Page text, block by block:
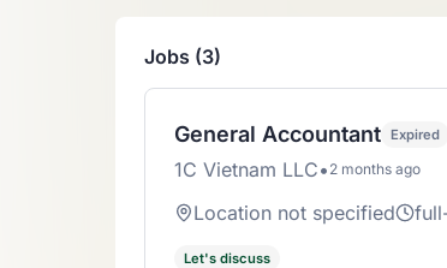
Jobs (3)
General Accountant Expired
1C Vietnam LLC• 2 months ago
Location not specified
Let's discuss